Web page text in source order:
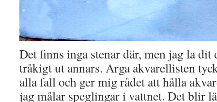
Det finns inga stenar där, men jag la
tråkigt ut annars. Arga akvarellisten
alla fall och ger mig rådet att hålla
jag målar speglingar i vattnet. Det blir